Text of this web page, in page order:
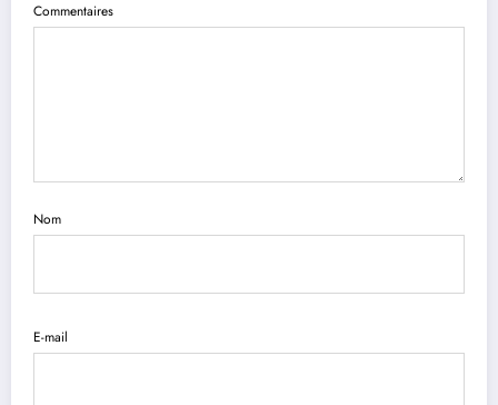
Commentaires
Nom
E-mail